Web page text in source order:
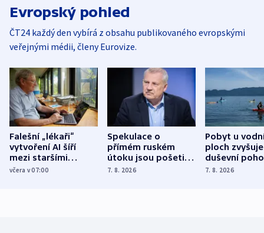
Evropský pohled
ČT24 každý den vybírá z obsahu publikovaného evropskými
veřejnými médii, členy Eurovize.
Falešní „lékaři“
vytvoření AI šíří
mezi staršími
Poláky nebezpečné
včera v 07:00
Spekulace o
přímém ruském
útoku jsou pošetilé,
míní estonský
7. 8. 2026
Pobyt u
ploch zvyšuje
duševní
ukázala
7. 8. 2026